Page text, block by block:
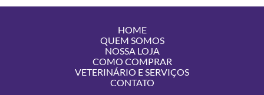
HOME
QUEM SOMOS
NOSSA LOJA
COMO COMPRAR
VETERINÁRIO E SERVIÇOS
CONTATO